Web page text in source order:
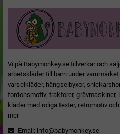
Vi på Babymonkey.se tillverkar och
arbetskläder till barn under
varselkläder, hängselbyxor,
fordonsmotiv; traktorer,
kläder med roliga texter, retromotiv
mer
Email: info@babymonkey.se